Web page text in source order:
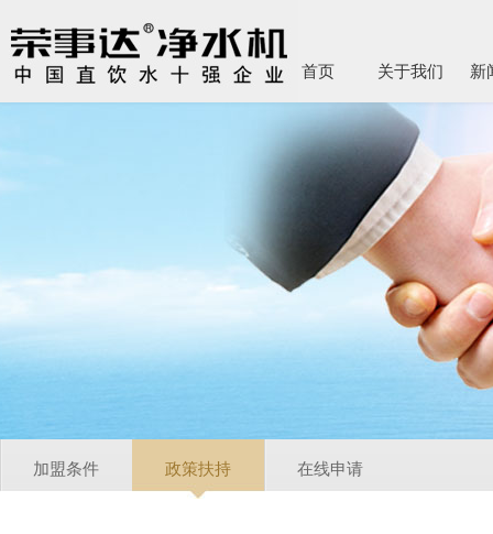
首页 关于我们 新
加盟条件 政策扶持 在线申请